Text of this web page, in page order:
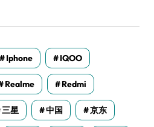
Iphone IQOO
Realme Redmi
三星 中国 京东